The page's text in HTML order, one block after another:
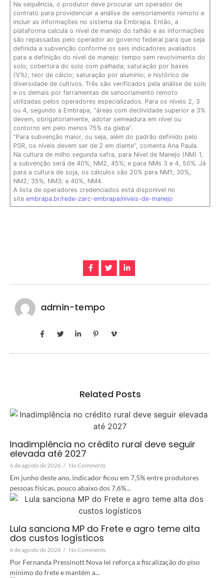
Na sequência, o produtor deve procurar um operador de
contrato para providenciar a análise de sensoriamento remoto e
incluir as informações no sistema da Embrapa. Então, a
plataforma calcula o nível de manejo do talhão e as informações
são repassadas pelo operador ao governo federal para que seja
definida a subvenção conforme os seis indicadores avaliados
para a definição do nível de manejo: tempo sem revolvimento do
solo; cobertura do solo com palhada; saturação por bases
(V%); teor de cálcio; saturação por alumínio; e histórico de
diversidade de cultivos. Três são verificados pela análise de solo
e os demais por ferramentas de sensoriamento remoto
utilizadas pelos operadores especializados. Para os níveis 2, 3
ou 4, segundo a Embrapa, “áreas com declividade superior a 3%
devem, obrigatoriamente, adotar semeadura em nível ou
contorno em pelo menos 75% da gleba”.
“Para subvenção maior, ou seja, além do padrão definido pelo
PSR, os níveis devem ser de 2 em diante”, comenta Ana Paula.
Na cultura de milho segunda safra, para Nível de Manejo (NM) 1,
a subvenção será de 40%; NM2, 45%; e para NMs 3 e 4, 50%. Já
para a cultura de soja, os cálculos são 20% para NM1; 30%,
NM2; 35%, NM3; e 40%, NM4.
A lista de operadores credenciados está disponível no
siteembrapa.br/rede-zarc-embrapa/niveis-de-manejo
admin-tempo
Related Posts
Inadimplência no crédito rural deve seguir
elevada até 2027
6 de agosto de 2026 / No Comments
Em junho deste ano, indicador ficou em 7,5% entre produtores
pessoas físicas, pouco abaixo dos 7,6%...
Lula sanciona MP do Frete e agro teme alta
dos custos logísticos
6 de agosto de 2026 / No Comments
Por Fernanda Pressinott Nova lei reforça a fiscalização do piso
mínimo do frete e mantém a...